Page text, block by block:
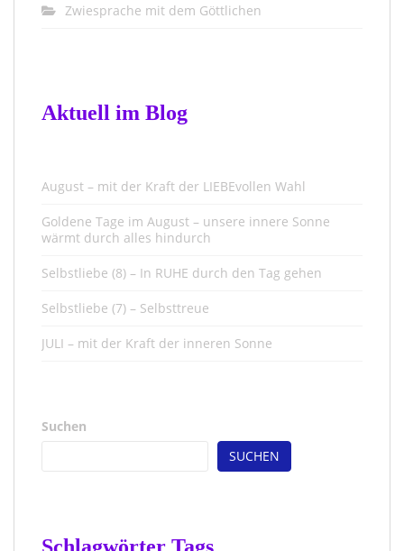
Zwiesprache mit dem Göttlichen
Aktuell im Blog
August – mit der Kraft der LIEBEvollen Wahl
Goldene Tage im August – unsere innere Sonne
wärmt durch alles hindurch
Selbstliebe (8) – In RUHE durch den Tag gehen
Selbstliebe (7) – Selbsttreue
JULI – mit der Kraft der inneren Sonne
Suchen
SUCHEN
Schlagwörter Tags